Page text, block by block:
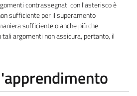
contrassegnati con l'asterisco è
sufficiente per il superamento
sufficiente o anche più che
argomenti non assicura, pertanto, il